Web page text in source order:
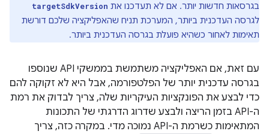
בגרסאות חדשות יותר. אם לא תעדכנו את targetSdkVersion
לגרסה העדכנית ביותר, המערכת תניח שהאפליקציה שלכם דורשת
תאימות לאחור כשהיא פועלת בגרסה העדכנית ביותר.
עם זאת, אם האפליקציה משתמשת בממשקי API שנוספו
בגרסה עדכנית יותר של הפלטפורמה, אבל היא לא זקוקה להם
כדי לבצע את הפונקציות העיקריות שלה, צריך לבדוק את רמת
ה-API בזמן הריצה ולבצע שדרוג הדרגתי של התכונות
המתאימות כשרמת ה-API נמוכה מדי. במקרה כזה, צריך